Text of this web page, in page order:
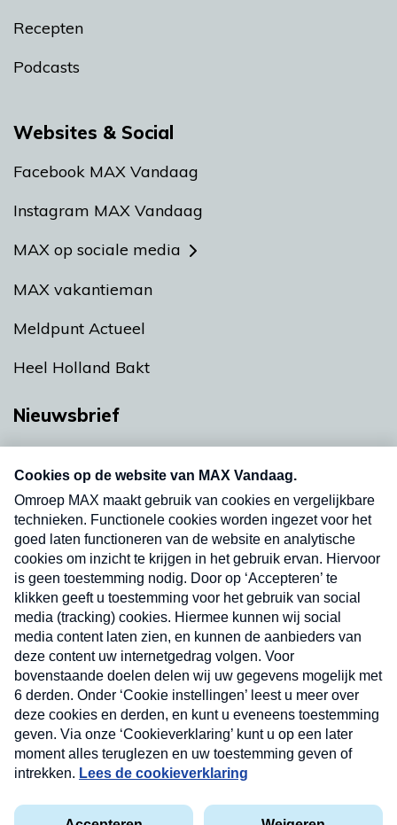
Recepten
Podcasts
Websites & Social
Facebook MAX Vandaag
Instagram MAX Vandaag
MAX op sociale media
MAX vakantieman
Meldpunt Actueel
Heel Holland Bakt
Nieuwsbrief
nieuwsbrief. Elke vrijdag- en dinsdagochtend in
uw mailbox.
Verzend
Privacyverklaring
Cookieverklaring
Nieuwsbrief
Neem hier een gratis abonnement op onze
nieuwsbrief. Elke vrijdag- en dinsdagochtend in uw